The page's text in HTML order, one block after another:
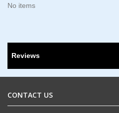
No items
Reviews
CONTACT US